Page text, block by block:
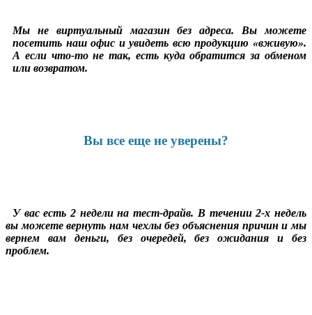
Мы не виртуальный магазин без адреса. Вы можете
посетить наш офис и увидеть всю продукцию «вживую».
А если что-то не так, есть куда обратится за обменом
или возвратом.
Вы все еще не уверены?
У вас есть 2 недели на тест-драйв. В течении 2-х недель
вы можете вернуть нам чехлы без объяснения причин и мы
вернем вам деньги, без очередей, без ожидания и без
проблем.